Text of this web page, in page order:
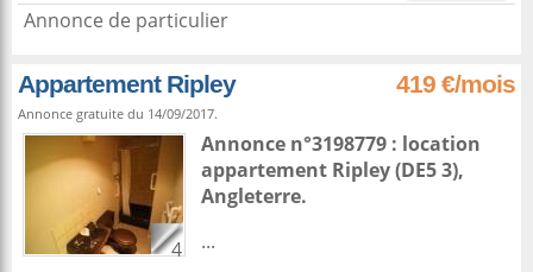
Annonce de particulier
Appartement Ripley 419 €/mois
Annonce gratuite du 14/09/2017.
4
Annonce n°3198779 : location
appartement Ripley(DE5 3),
Angleterre.
...